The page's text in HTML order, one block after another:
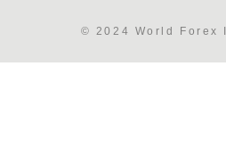
© 2024 World Forex